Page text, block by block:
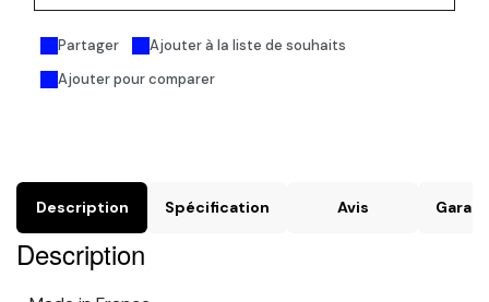
Ajouter pour comparer
Partager Ajouter à la liste de souhaits
Description Spécification Avis
Description